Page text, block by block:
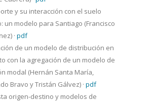
y su interacción con el suelo
un modelo para Santiago (Francisco
· pdf
de un modelo de distribución en
con la agregación de un modelo de
modal (Hernán Santa María,
Bravo y Tristán Gálvez) · pdf
origen-destino y modelos de